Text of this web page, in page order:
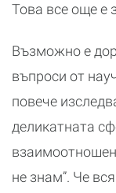
Това все още е
Възможно е
въпроси от
повече
деликатната
не знам”. Че